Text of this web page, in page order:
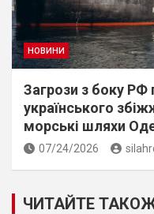
НОВИНИ
Загрози з боку РФ
українського
морські шляхи
07/24/2026
ЧИТАЙТЕ